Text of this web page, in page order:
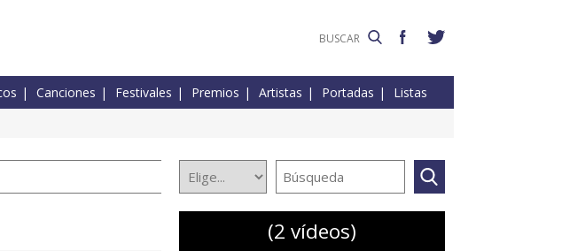
Canciones Festivales Premios Artistas Portadas Listas
(2 vídeos)